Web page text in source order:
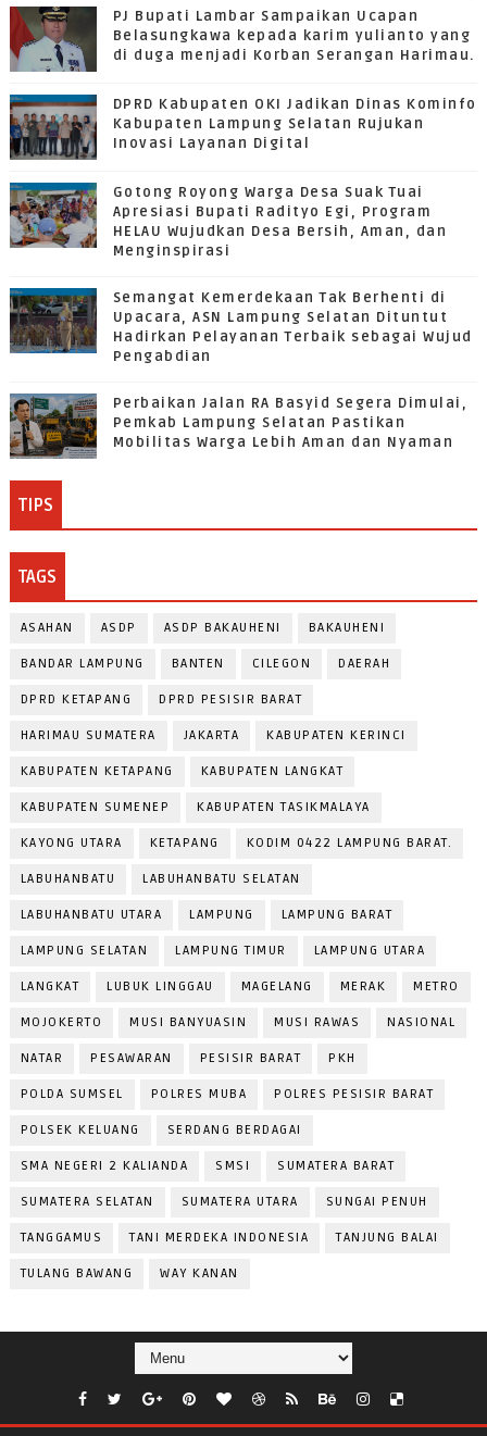
PJ Bupati Lambar Sampaikan Ucapan
Belasungkawa kepada karim yulianto yang
di duga menjadi Korban Serangan Harimau.
DPRD Kabupaten OKI Jadikan Dinas Kominfo
Kabupaten Lampung Selatan Rujukan
Inovasi Layanan Digital
Gotong Royong Warga Desa Suak Tuai
Apresiasi Bupati Radityo Egi, Program
HELAU Wujudkan Desa Bersih, Aman, dan
Menginspirasi
Semangat Kemerdekaan Tak Berhenti di
Upacara, ASN Lampung Selatan Dituntut
Hadirkan Pelayanan Terbaik sebagai Wujud
Pengabdian
Perbaikan Jalan RA Basyid Segera Dimulai,
Pemkab Lampung Selatan Pastikan
Mobilitas Warga Lebih Aman dan Nyaman
TIPS
TAGS
ASAHAN ASDP ASDP BAKAUHENI BAKAUHENI
BANDAR LAMPUNG BANTEN CILEGON DAERAH
DPRD KETAPANG DPRD PESISIR BARAT
HARIMAU SUMATERA JAKARTA KABUPATEN KERINCI
KABUPATEN KETAPANG KABUPATEN LANGKAT
KABUPATEN SUMENEP KABUPATEN TASIKMALAYA
KAYONG UTARA KETAPANG KODIM 0422 LAMPUNG BARAT.
LABUHANBATU LABUHANBATU SELATAN
LABUHANBATU UTARA LAMPUNG LAMPUNG BARAT
LAMPUNG SELATAN LAMPUNG TIMUR LAMPUNG UTARA
LANGKAT LUBUK LINGGAU MAGELANG MERAK METRO
MOJOKERTO MUSI BANYUASIN MUSI RAWAS NASIONAL
NATAR PESAWARAN PESISIR BARAT PKH
POLDA SUMSEL POLRES MUBA POLRES PESISIR BARAT
POLSEK KELUANG SERDANG BERDAGAI
SMA NEGERI 2 KALIANDA SMSI SUMATERA BARAT
SUMATERA SELATAN SUMATERA UTARA SUNGAI PENUH
TANGGAMUS TANI MERDEKA INDONESIA TANJUNG BALAI
TULANG BAWANG WAY KANAN